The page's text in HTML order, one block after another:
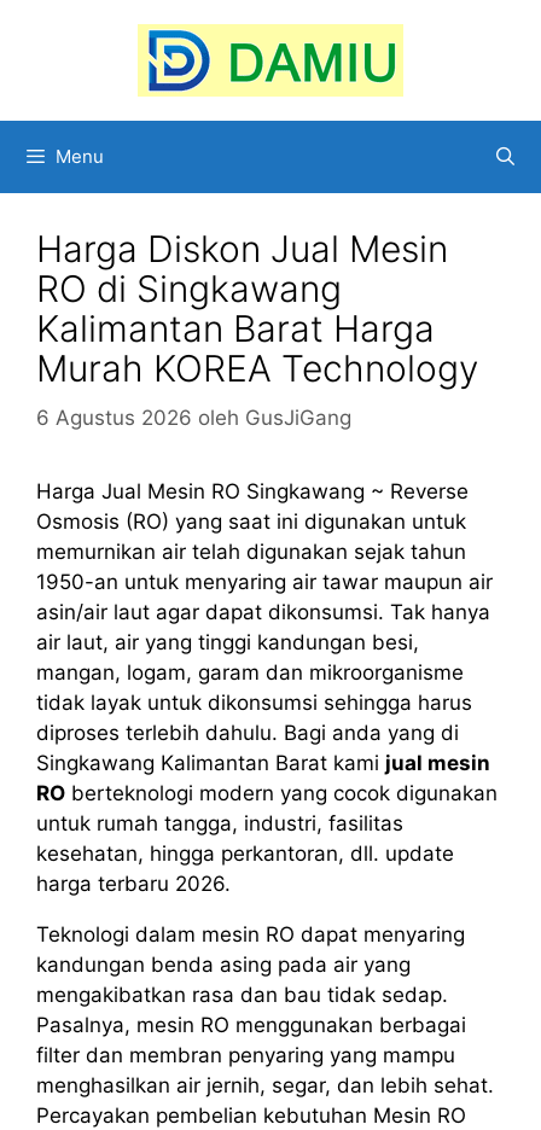
Menu
Harga Diskon Jual Mesin
RO di Singkawang
Kalimantan Barat Harga
Murah KOREA Technology
6 Agustus 2026 oleh GusJiGang
Harga Jual Mesin RO Singkawang ~ Reverse
Osmosis (RO) yang saat ini digunakan untuk
memurnikan air telah digunakan sejak tahun
1950-an untuk menyaring air tawar maupun air
asin/air laut agar dapat dikonsumsi. Tak hanya
air laut, air yang tinggi kandungan besi,
mangan, logam, garam dan mikroorganisme
tidak layak untuk dikonsumsi sehingga harus
diproses terlebih dahulu. Bagi anda yang di
Singkawang Kalimantan Barat kami jual mesin
RO berteknologi modern yang cocok digunakan
untuk rumah tangga, industri, fasilitas
kesehatan, hingga perkantoran, dll. update
harga terbaru 2026.
Teknologi dalam mesin RO dapat menyaring
kandungan benda asing pada air yang
mengakibatkan rasa dan bau tidak sedap.
Pasalnya, mesin RO menggunakan berbagai
filter dan membran penyaring yang mampu
menghasilkan air jernih, segar, dan lebih sehat.
Percayakan pembelian kebutuhan Mesin RO